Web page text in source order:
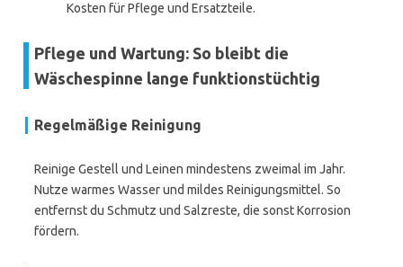
Kosten für Pflege und Ersatzteile.
Pflege und Wartung: So bleibt die
Wäschespinne lange funktionstüchtig
Regelmäßige Reinigung
Reinige Gestell und Leinen mindestens zweimal im Jahr.
Nutze warmes Wasser und mildes Reinigungsmittel. So
entfernst du Schmutz und Salzreste, die sonst Korrosion
fördern.